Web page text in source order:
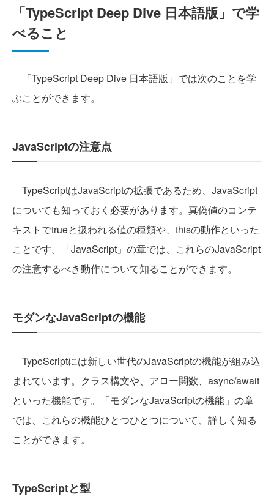
「TypeScript Deep Dive 日本語版」で学
べること
「TypeScript Deep Dive 日本語版」では次のことを学
ぶことができます。
JavaScriptの注意点
TypeScriptはJavaScriptの拡張であるため、JavaScript
についても知っておく必要があります。真偽値のコンテ
キストでtrueと扱われる値の種類や、thisの動作といった
ことです。「JavaScript」の章では、これらのJavaScript
の注意するべき動作について知ることができます。
モダンなJavaScriptの機能
TypeScriptには新しい世代のJavaScriptの機能が組み込
まれています。クラス構文や、アロー関数、async/await
といった機能です。「​​モダンなJavaScriptの機能」の章
では、これらの機能ひとつひとつについて、詳しく知る
ことができます。
TypeScriptと型